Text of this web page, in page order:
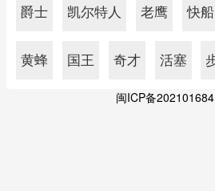
爵士 凯尔特人 老鹰 快船
黄蜂 国王 奇才 活塞
闽ICP备